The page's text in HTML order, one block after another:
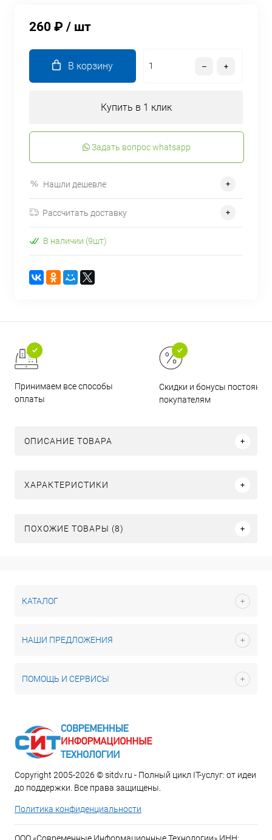
260 ₽ / шт
В корзину
Купить в 1 клик
Задать вопрос whatsapp
Нашли дешевле
Рассчитать доставку
В наличии (9шт)
Принимаем все способы
оплаты
Скидки и бонусы
покупателям
ОПИСАНИЕ ТОВАРА
ХАРАКТЕРИСТИКИ
ПОХОЖИЕ ТОВАРЫ (8)
КАТАЛОГ
НАШИ ПРЕДЛОЖЕНИЯ
ПОМОЩЬ И СЕРВИСЫ
Copyright 2005-2026 © sitdv.ru - Полный цикл IT-услуг: от идеи
до поддержки. Все права защищены.
Политика конфиденциальности